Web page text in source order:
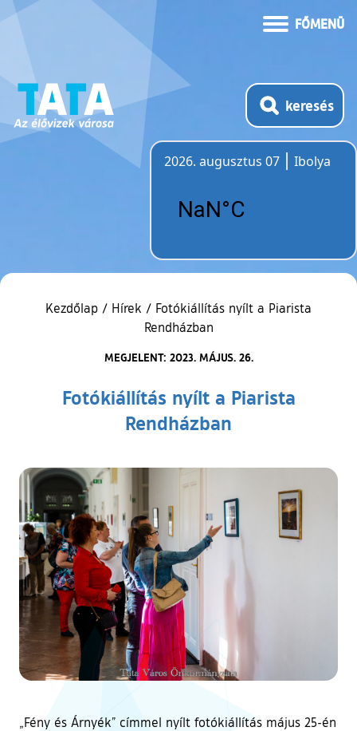
FŐMENÜ
keresés
2026. augusztus 07
Ibolya
Kezdőlap / Hírek / Fotókiállítás nyílt a Piarista
Rendházban
MEGJELENT: 2023. MÁJUS. 26.
Fotókiállítás nyílt a Piarista
Rendházban
„Fény és Árnyék” címmel nyílt fotókiállítás május 25-én